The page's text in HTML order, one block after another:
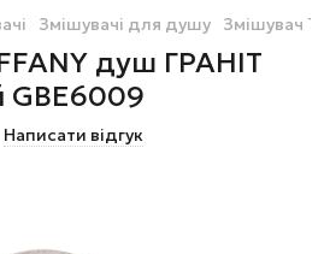
Змішувачі для душу Змішувач
душ ГРАНІТ
GBE6009
Написати відгук